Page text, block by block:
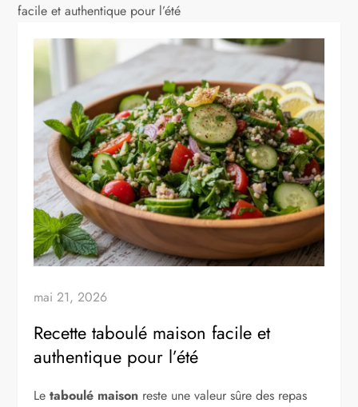
facile et authentique pour l’été
mai 21, 2026
Recette taboulé maison facile et
authentique pour l’été
Letaboulé maison reste une valeur sûre des repas